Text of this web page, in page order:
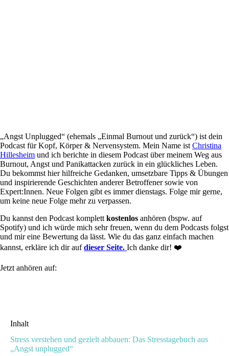
„Angst Unplugged“ (ehemals „Einmal Burnout und zurück“) ist dein
Podcast für Kopf, Körper & Nervensystem. Mein Name ist Christina
Hillesheim und ich berichte in diesem Podcast über meinem Weg aus
Burnout, Angst und Panikattacken zurück in ein glückliches Leben.
Du bekommst hier hilfreiche Gedanken, umsetzbare Tipps & Übungen
und inspirierende Geschichten anderer Betroffener sowie von
Expert:Innen. Neue Folgen gibt es immer dienstags. Folge mir gerne,
um keine neue Folge mehr zu verpassen.
Du kannst den Podcast komplett kostenlos anhören (bspw. auf
Spotify) und ich würde mich sehr freuen, wenn du dem Podcasts folgst
und mir eine Bewertung da lässt. Wie du das ganz einfach machen
kannst, erkläre ich dir aufdieser Seite. Ich danke dir! ❤️
Jetzt anhören auf:
Inhalt
Stress verstehen und gezielt abbauen: Das Stresstagebuch aus
„Angst unplugged“